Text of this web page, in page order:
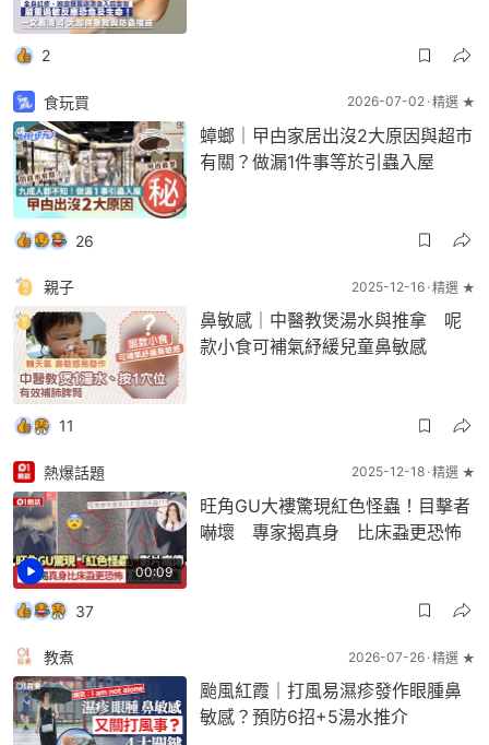
2
食玩買 2026-07-02 精選 ★
蟑螂｜曱甴家居出沒2大原因與超市
有關？做漏1件事等於引蟲入屋
26
親子 2025-12-16 精選 ★
鼻敏感｜中醫教煲湯水與推拿 呢
款小食可補氣紓緩兒童鼻敏感
11
00:09
熱爆話題 2025-12-18 精選 ★
旺角GU大褸驚現紅色怪蟲！目擊者
嚇壞 專家揭真身 比床蝨更恐怖
37
教煮 2026-07-26 精選 ★
颱風紅霞｜打風易濕疹發作眼腫鼻
敏感？預防6招+5湯水推介